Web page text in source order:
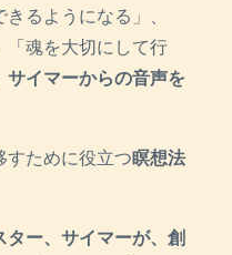
るようになる」、
「魂を大切にして行
サイマーからの音声を
すために役立つ瞑想法
ー、サイマーが、創